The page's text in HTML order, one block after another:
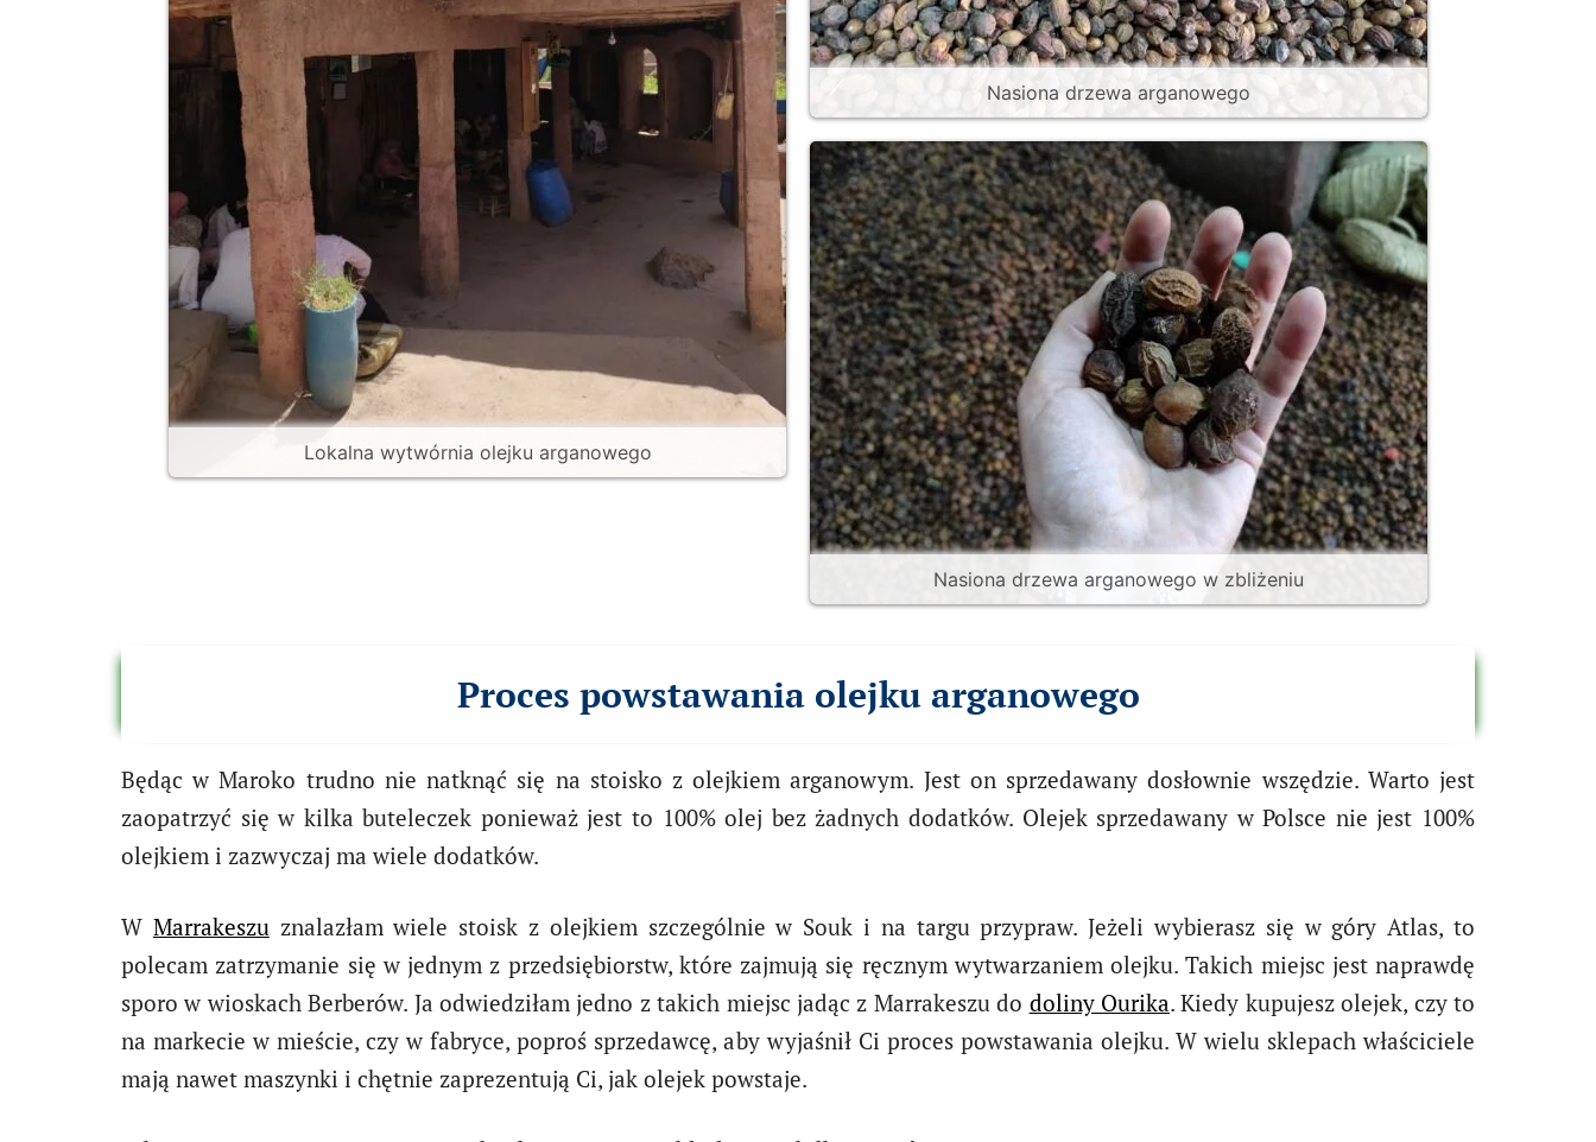
Lokalna wytwórnia olejku arganowego
Nasiona drzewa arganowego
Nasiona drzewa arganowego w zbliżeniu
Proces powstawania olejku arganowego
Będąc w Maroko trudno nie natknąć się na stoisko z olejkiem arganowym. Jest on sprzedawany dosłownie wszędzie. Warto jest
zaopatrzyć się w kilka buteleczek ponieważ jest to 100% olej bez żadnych dodatków. Olejek sprzedawany w Polsce nie jest 100%
olejkiem i zazwyczaj ma wiele dodatków.
W Marrakeszuznalazłam wiele stoisk z olejkiem szczególnie w Souk i na targu przypraw. Jeżeli wybierasz się w góry Atlas, to
polecam zatrzymanie się w jednym z przedsiębiorstw, które zajmują się ręcznym wytwarzaniem olejku. Takich miejsc jest naprawdę
sporo w wioskach Berberów. Ja odwiedziłam jedno z takich miejsc jadąc z Marrakeszu do doliny Ourika. Kiedy kupujesz olejek, czy to
na markecie w mieście, czy w fabryce, poproś sprzedawcę, aby wyjaśnił Ci proces powstawania olejku. W wielu sklepach właściciele
mają nawet maszynki i chętnie zaprezentują Ci, jak olejek powstaje.